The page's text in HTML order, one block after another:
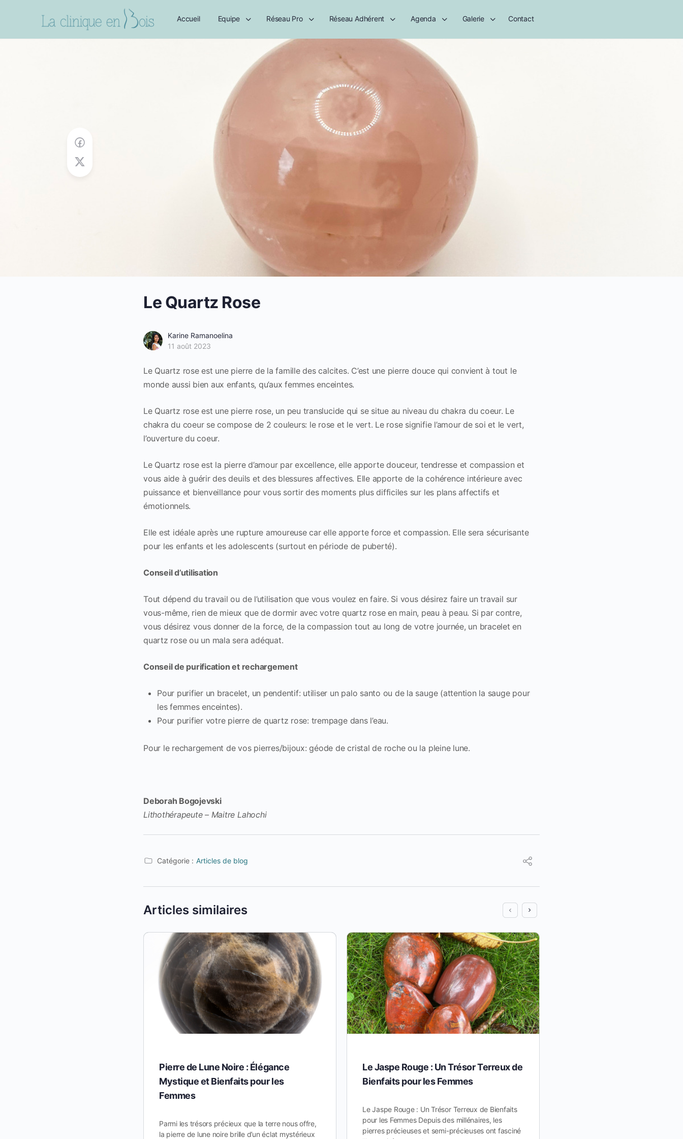
Accueil Equipe Réseau Pro Réseau Adhérent Agenda Galerie Contact
Le Quartz Rose
Karine Ramanoelina
11 août 2023
Le Quartz rose est une pierre de la famille des calcites. C’est une pierre douce qui convient à tout le
monde aussi bien aux enfants, qu’aux femmes enceintes.
Le Quartz rose est une pierre rose, un peu translucide qui se situe au niveau du chakra du coeur. Le
chakra du coeur se compose de 2 couleurs: le rose et le vert. Le rose signifie l’amour de soi et le vert,
l’ouverture du coeur.
Le Quartz rose est la pierre d’amour par excellence, elle apporte douceur, tendresse et compassion et
vous aide à guérir des deuils et des blessures affectives. Elle apporte de la cohérence intérieure avec
puissance et bienveillance pour vous sortir des moments plus difficiles sur les plans affectifs et
émotionnels.
Elle est idéale après une rupture amoureuse car elle apporte force et compassion. Elle sera sécurisante
pour les enfants et les adolescents (surtout en période de puberté).
Conseil d’utilisation
Tout dépend du travail ou de l’utilisation que vous voulez en faire. Si vous désirez faire un travail sur
vous-même, rien de mieux que de dormir avec votre quartz rose en main, peau à peau. Si par contre,
vous désirez vous donner de la force, de la compassion tout au long de votre journée, un bracelet en
quartz rose ou un mala sera adéquat.
Conseil de purification et rechargement
Pour purifier un bracelet, un pendentif: utiliser un palo santo ou de la sauge (attention la sauge pour
les femmes enceintes).
Pour purifier votre pierre de quartz rose: trempage dans l’eau.
Pour le rechargement de vos pierres/bijoux: géode de cristal de roche ou la pleine lune.
Deborah Bogojevski
Lithothérapeute – Maitre Lahochi
Catégorie : Articles de blog
Articles similaires
Pierre de Lune Noire : Élégance
Mystique et Bienfaits pour les
Femmes
Parmi les trésors précieux que la terre nous offre,
la pierre de lune noire brille d’un éclat mystérieux
Le Jaspe Rouge : Un Trésor Terreux de
Bienfaits pour les Femmes
Le Jaspe Rouge : Un Trésor Terreux de Bienfaits
pour les Femmes Depuis des millénaires, les
pierres précieuses et semi-précieuses ont fasciné